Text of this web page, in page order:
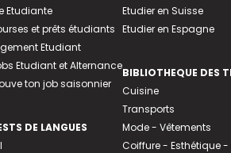
Etudiante
et prêts étudiants
Etudiant
Etudiant et Alternance
ton job saisonnier
DE LANGUES
Etudier en Suisse
Etudier en Espagne
BIBLIOTHEQUE DES
Cuisine
Transports
Mode - Vêtements
Coiffure - Esthétique